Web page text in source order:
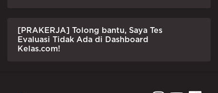
[PRAKERJA] Tolong bantu, Saya Tes
Evaluasi Tidak Ada di Dashboard
Kelas.com!